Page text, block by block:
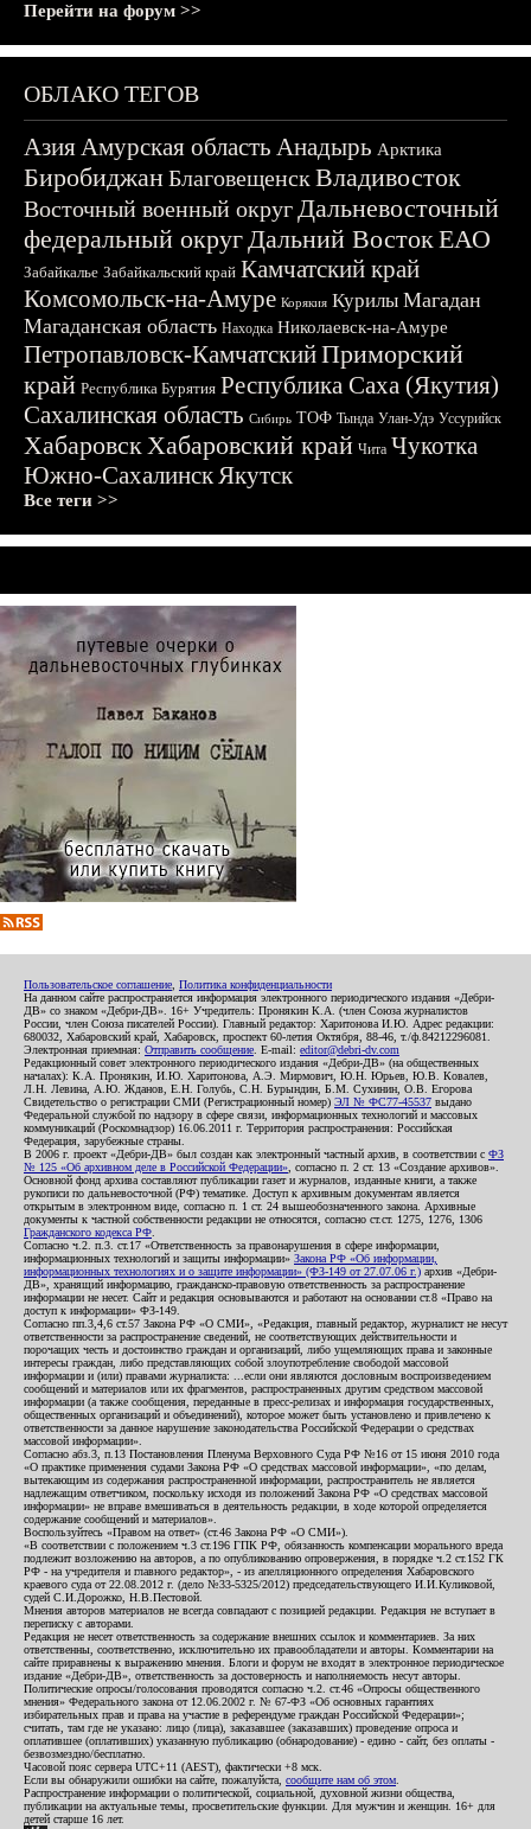
Перейти на форум >>
ОБЛАКО ТЕГОВ
АзияАмурская область Анадырь Арктика
БиробиджанБлаговещенскВладивосток
Восточный военный округДальневосточный
федеральный округДальний ВостокЕАО
Забайкалье Забайкальский край Камчатский край
Комсомольск-на-Амуре Корякия Курилы Магадан
Магаданская область Находка Николаевск-на-Амуре
Петропавловск-КамчатскийПриморский
край Республика Бурятия Республика Саха (Якутия)
Сахалинская область Сибирь ТОФ Тында Улан-Удэ Уссурийск
ХабаровскХабаровский край Чита Чукотка
Южно-СахалинскЯкутск
Все теги >>
Пользовательское соглашение Политика конфиденциальности
На данном сайте распространяется информация электронного периодического издания «Дебри-
ДВ» со знаком «Дебри-ДВ». 16+ Учредитель: Пронякин К.А. (член Союза журналистов
России, член Союза писателей России). Главный редактор: Харитонова И.Ю. Адрес редакции:
680032, Хабаровский край, Хабаровск, проспект 60-летия Октября, 88-46, т./ф.84212296081.
Электронная приемная: Отправить сообщение . E-mail: editor@debri-dv.com
Редакционный совет электронного периодического издания «Дебри-ДВ» (на общественных
началах): К.А. Пронякин, И.Ю. Харитонова, А.Э. Мирмович, Ю.Н. Юрьев, Ю.В. Ковалев,
Л.Н. Левина, А.Ю. Жданов, Е.Н. Голубь, С.Н. Бурындин, Б.М. Сухинин, О.В. Егорова
Свидетельство о регистрации СМИ (Регистрационный номер) ЭЛ № ФС77-45537 выдано
Федеральной службой по надзору в сфере связи, информационных технологий и массовых
коммуникаций (Роскомнадзор) 16.06.2011 г. Территория распространения: Российская
Федерация, зарубежные страны.
В 2006 г. проект «Дебри-ДВ» был создан как электронный частный архив, в соответствии с ФЗ
№ 125 «Об архивном деле в Российской Федерации» , согласно п. 2 ст. 13 «Создание архивов».
Основной фонд архива составляют публикации газет и журналов, изданные книги, а также
рукописи по дальневосточной (РФ) тематике. Доступ к архивным документам является
открытым в электронном виде, согласно п. 1 ст. 24 вышеобозначенного закона. Архивные
документы к частной собственности редакции не относятся, согласно ст.ст. 1275, 1276, 1306
Гражданского кодекса РФ
Согласно ч.2. п.3. ст.17 «Ответственность за правонарушения в сфере информации,
информационных технологий и защиты информации» Закона РФ «Об информации,
информационных технологиях и о защите информации» (ФЗ-149 от 27.07.06 г.) архив «Дебри-
ДВ», хранящий информацию, гражданско-правовую ответственность за распространение
информации не несет. Сайт и редакция основываются и работают на основании ст.8 «Право на
доступ к информации» ФЗ-149.
Согласно пп.3,4,6 ст.57 Закона РФ «О СМИ», «Редакция, главный редактор, журналист не несут
ответственности за распространение сведений, не соответствующих действительности и
порочащих честь и достоинство граждан и организаций, либо ущемляющих права и законные
интересы граждан, либо представляющих собой злоупотребление свободой массовой
информации и (или) правами журналиста: ...если они являются дословным воспроизведением
сообщений и материалов или их фрагментов, распространенных другим средством массовой
информации (а также сообщения, переданные в пресс-релизах и информация государственных,
общественных организаций и объединений), которое может быть установлено и привлечено к
ответственности за данное нарушение законодательства Российской Федерации о средствах
массовой информации».
Согласно абз.3, п.13 Постановления Пленума Верховного Суда РФ №16 от 15 июня 2010 года
«О практике применения судами Закона РФ «О средствах массовой информации», «по делам,
вытекающим из содержания распространенной информации, распространитель не является
надлежащим ответчиком, поскольку исходя из положений Закона РФ «О средствах массовой
информации» не вправе вмешиваться в деятельность редакции, в ходе которой определяется
содержание сообщений и материалов».
Воспользуйтесь «Правом на ответ» (ст.46 Закона РФ «О СМИ»).
«В соответствии с положением ч.3 ст.196 ГПК РФ, обязанность компенсации морального вреда
подлежит возложению на авторов, а по опубликованию опровержения, в порядке ч.2 ст.152 ГК
РФ - на учредителя и главного редактор», - из апелляционного определения Хабаровского
краевого суда от 22.08.2012 г. (дело №33-5325/2012) председательствующего И.И.Куликовой,
судей С.И.Дорожко, Н.В.Пестовой.
Мнения авторов материалов не всегда совпадают с позицией редакции. Редакция не вступает в
переписку с авторами.
Редакция не несет ответственность за содержание внешних ссылок и комментариев. За них
ответственны, соответственно, исключительно их правообладатели и авторы. Комментарии на
сайте приравнены к выражению мнения. Блоги и форум не входят в электронное периодическое
издание «Дебри-ДВ», ответственность за достоверность и наполняемость несут авторы.
Политические опросы/голосования проводятся согласно ч.2. ст.46 «Опросы общественного
мнения» Федерального закона от 12.06.2002 г. № 67-ФЗ «Об основных гарантиях
избирательных прав и права на участие в референдуме граждан Российской Федерации»;
считать, там где не указано: лицо (лица), заказавшее (заказавших) проведение опроса и
оплатившее (оплативших) указанную публикацию (обнародование) - едино - сайт, без оплаты -
безвозмездно/бесплатно.
Часовой пояс сервера UTC+11 (AEST), фактически +8 мск.
Если вы обнаружили ошибки на сайте, пожалуйста, сообщите нам об этом
Распространение информации о политической, социальной, духовной жизни общества,
публикации на актуальные темы, просветительские функции. Для мужчин и женщин. 16+ для
детей старше 16 лет.